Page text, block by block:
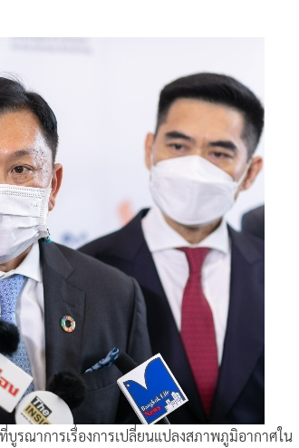
รณาการเรื่องการเปลี่ยนแปลงสภาพภูมิอากาศใน